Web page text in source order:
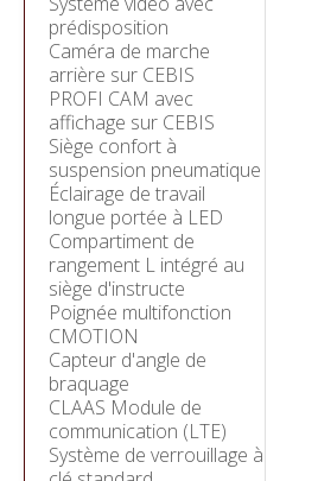
prédisposition
Caméra de marche
arrière sur CEBIS
PROFI CAM avec
affichage sur CEBIS
Siège confort à
suspension pneumatique
Éclairage de travail
longue portée à LED
Compartiment de
rangement L intégré au
siège d'instructe
Poignée multifonction
CMOTION
Capteur d'angle de
braquage
CLAAS Module de
communication (LTE)
Système de verrouillage à